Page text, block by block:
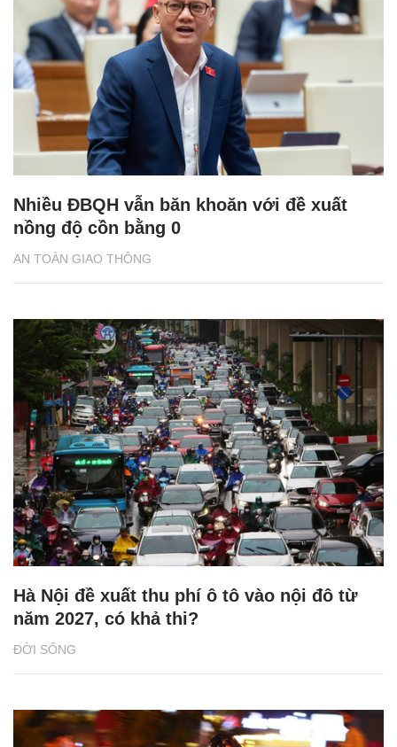
AN TOÀN GIAO THÔNG
Nhiều ĐBQH vẫn băn khoăn với đề xuất
nồng độ cồn bằng 0
ĐỜI SỐNG
Hà Nội đề xuất thu phí ô tô vào nội đô từ
năm 2027, có khả thi?